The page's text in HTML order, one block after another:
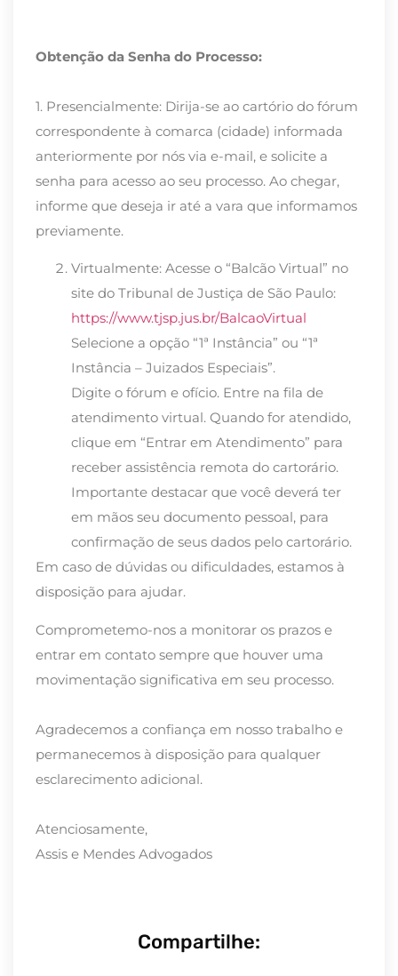
Obtenção da Senha do Processo:
1. Presencialmente: Dirija-se ao cartório do fórum
correspondente à comarca (cidade) informada
anteriormente por nós via e-mail, e solicite a
senha para acesso ao seu processo. Ao chegar,
informe que deseja ir até a vara que informamos
previamente.
Virtualmente: Acesse o “Balcão Virtual” no
site do Tribunal de Justiça de São Paulo:
https://www.tjsp.jus.br/BalcaoVirtual
Selecione a opção “1ª Instância” ou “1ª
Instância – Juizados Especiais”.
Digite o fórum e ofício. Entre na fila de
atendimento virtual. Quando for atendido,
clique em “Entrar em Atendimento” para
receber assistência remota do cartorário.
Importante destacar que você deverá ter
em mãos seu documento pessoal, para
confirmação de seus dados pelo cartorário.
Em caso de dúvidas ou dificuldades, estamos à
disposição para ajudar.
Comprometemo-nos a monitorar os prazos e
entrar em contato sempre que houver uma
movimentação significativa em seu processo.
Agradecemos a confiança em nosso trabalho e
permanecemos à disposição para qualquer
esclarecimento adicional.
Atenciosamente,
Assis e Mendes Advogados
Compartilhe: